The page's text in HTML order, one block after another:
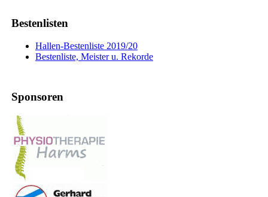
Bestenlisten
Hallen-Bestenliste 2019/20
Bestenliste, Meister u. Rekorde
Sponsoren